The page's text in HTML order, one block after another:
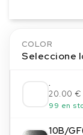
COLOR
Seleccione
.
20.00 €
99 en
10B/